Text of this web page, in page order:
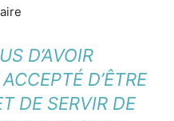
D’AVOIR
D’ÊTRE
DE SERVIR DE